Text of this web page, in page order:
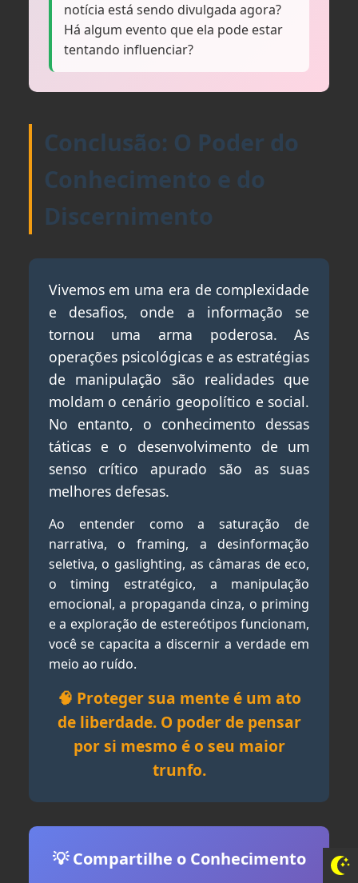
notícia está sendo divulgada agora?
Há algum evento que ela pode estar
tentando influenciar?
Conclusão: O Poder do
Conhecimento e do
Discernimento
Vivemos em uma era de complexidade
e desafios, onde a informação se
tornou uma arma poderosa. As
operações psicológicas e as estratégias
de manipulação são realidades que
moldam o cenário geopolítico e social.
No entanto, o conhecimento dessas
táticas e o desenvolvimento de um
senso crítico apurado são as suas
melhores defesas.
Ao entender como a saturação de
narrativa, o framing, a desinformação
seletiva, o gaslighting, as câmaras de eco,
o timing estratégico, a manipulação
emocional, a propaganda cinza, o priming
e a exploração de estereótipos funcionam,
você se capacita a discernir a verdade em
meio ao ruído.
🧠 Proteger sua mente é um ato
de liberdade. O poder de pensar
por si mesmo é o seu maior
trunfo.
💡 Compartilhe o Conhecimento